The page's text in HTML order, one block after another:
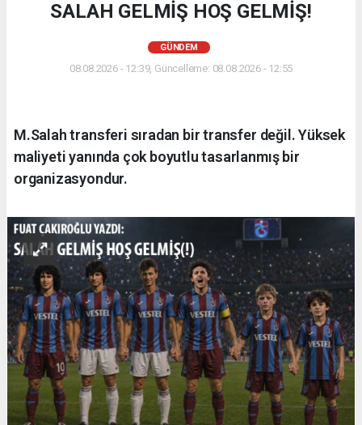
SALAH GELMİŞ HOŞ GELMİŞ!
GÜNDEM
08.08.2026 - 12:39, Güncelleme: 08.08.2026 - 12:55
M.Salah transferi sıradan bir transfer değil. Yüksek
maliyeti yanında çok boyutlu tasarlanmış bir
organizasyondur.